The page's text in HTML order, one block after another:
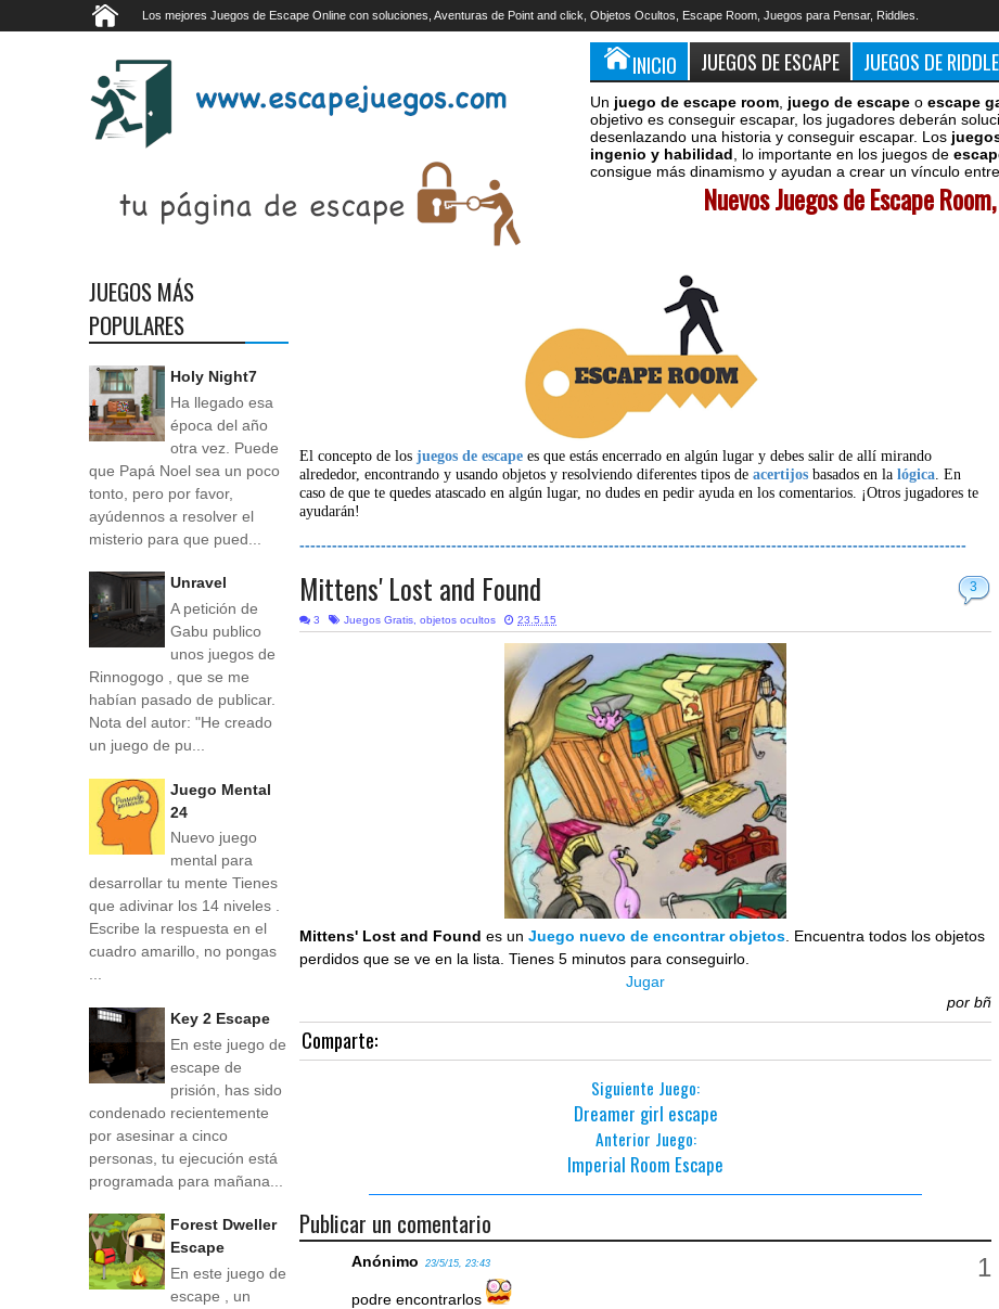
Los mejores Juegos de Escape Online con soluciones, Aventuras de Point and click, Objetos Ocultos, Escape Room, Juegos para Pensar, Riddles.
INICIO JUEGOS DE ESCAPE JUEGOS DE
Un juego de escape room juego de escape o escape
objetivo es conseguir escapar, los jugadores deberán
desenlazando una historia y conseguir escapar. Los
ingenio y habilidad , lo importante en los juegos de
consigue más dinamismo y ayudan a crear un vínculo
Nuevos Juegos de Escape
El concepto de losjuegos de escape es que estás encerrado en algún lugar y debes salir de allí mirando
alrededor, encontrando y usando objetos y resolviendo diferentes tipos deacertijos basados en lalógica. En
caso de que te quedes atascado en algún lugar, no dudes en pedir ayuda en los comentarios. ¡Otros jugadores te
ayudarán!
---------------------------------------------------------------------------------------------------------------------------
3
Mittens' Lost and Found
3 Juegos Gratis objetos ocultos 23.5.15
Mittens' Lost and Found es unJuego nuevo de encontrar objetos . Encuentra todos los objetos
perdidos que se ve en la lista. Tienes 5 minutos para conseguirlo.
Jugar
por bñ
Comparte:
Siguiente Juego:
Dreamer girl escape
Anterior Juego:
Imperial Room Escape
Publicar un comentario
Anónimo 23/5/15, 23:43
podre encontrarlos
JUEGOS MÁS
POPULARES
Holy Night7
Ha llegado esa
época del año
otra vez. Puede
que Papá Noel sea un poco
tonto, pero por favor,
ayúdennos a resolver el
misterio para que pued...
Unravel
A petición de
Gabu publico
unos juegos de
Rinnogogo , que se me
habían pasado de publicar.
Nota del autor: "He creado
un juego de pu...
Juego Mental
24
Nuevo juego
mental para
desarrollar tu mente Tienes
que adivinar los 14 niveles .
Escribe la respuesta en el
cuadro amarillo, no pongas
...
Key 2 Escape
En este juego de
escape de
prisión, has sido
condenado recientemente
por asesinar a cinco
personas, tu ejecución está
programada para mañana...
Forest Dweller
Escape
En este juego de
escape , un